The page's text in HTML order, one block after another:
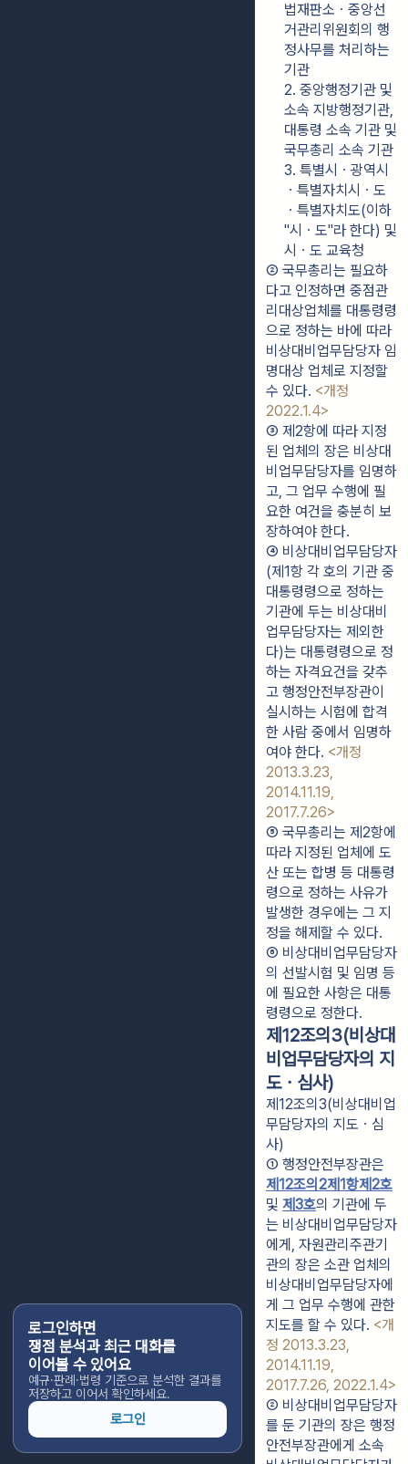
로그인하면
쟁점 분석과 최근 대화를
이어볼 수 있어요
예규·판례·법령 기준으로 분석한 결과를
저장하고 이어서 확인하세요.
로그인
법재판소ㆍ중앙선
거관리위원회의 행
정사무를 처리하는
기관
2. 중앙행정기관 및
소속 지방행정기관,
대통령 소속 기관 및
국무총리 소속 기관
3. 특별시ㆍ광역시
ㆍ특별자치시ㆍ도
ㆍ특별자치도(이하
"시ㆍ도"라 한다) 및
시ㆍ도 교육청
② 국무총리는 필요하
다고 인정하면 중점관
리대상업체를 대통령령
으로 정하는 바에 따라
비상대비업무담당자 임
명대상 업체로 지정할
수 있다. <개정
2022.1.4>
③ 제2항에 따라 지정
된 업체의 장은 비상대
비업무담당자를 임명하
고, 그 업무 수행에 필
요한 여건을 충분히 보
장하여야 한다.
④ 비상대비업무담당자
(제1항 각 호의 기관 중
대통령령으로 정하는
기관에 두는 비상대비
업무담당자는 제외한
다)는 대통령령으로 정
하는 자격요건을 갖추
고 행정안전부장관이
실시하는 시험에 합격
한 사람 중에서 임명하
여야 한다. <개정
2013.3.23,
2014.11.19,
2017.7.26>
⑤ 국무총리는 제2항에
따라 지정된 업체에 도
산 또는 합병 등 대통령
령으로 정하는 사유가
발생한 경우에는 그 지
정을 해제할 수 있다.
⑥ 비상대비업무담당자
의 선발시험 및 임명 등
에 필요한 사항은 대통
령령으로 정한다.
제12조의3(비상대
비업무담당자의 지
도ㆍ심사)
제12조의3(비상대비업
무담당자의 지도ㆍ심
사)
제12조의2제1항제2호
및 제3호의 기관에 두
는 비상대비업무담당자
에게, 자원관리주관기
관의 장은 소관 업체의
비상대비업무담당자에
게 그 업무 수행에 관한
지도를 할 수 있다. <개
정 2013.3.23,
2014.11.19,
2017.7.26, 2022.1.4>
② 비상대비업무담당자
를 둔 기관의 장은 행정
안전부장관에게 소속